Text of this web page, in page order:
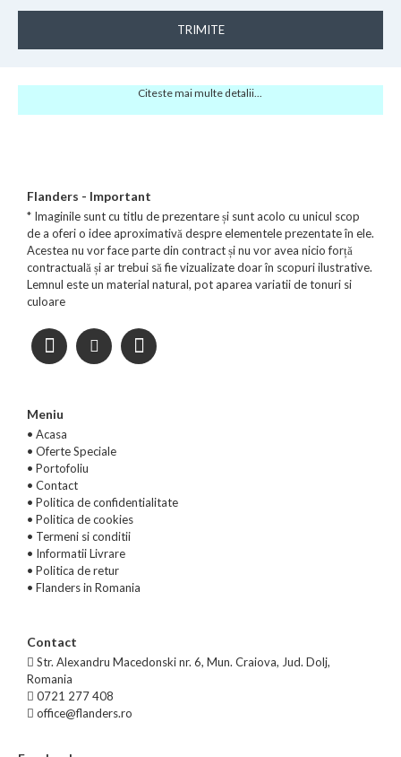
TRIMITE
Citeste mai multe detalii...
Flanders - Important
* Imaginile sunt cu titlu de prezentare și sunt acolo cu unicul scop
de a oferi o idee aproximativă despre elementele prezentate în ele.
Acestea nu vor face parte din contract și nu vor avea nicio forță
contractuală și ar trebui să fie vizualizate doar în scopuri ilustrative.
Lemnul este un material natural, pot aparea variatii de tonuri si
culoare
Meniu
• Acasa
• Oferte Speciale
• Portofoliu
• Contact
• Politica de confidentialitate
• Politica de cookies
• Termeni si conditii
• Informatii Livrare
• Politica de retur
• Flanders in Romania
Contact
Str. Alexandru Macedonski nr. 6, Mun. Craiova, Jud. Dolj,
Romania
0721 277 408
office@flanders.ro